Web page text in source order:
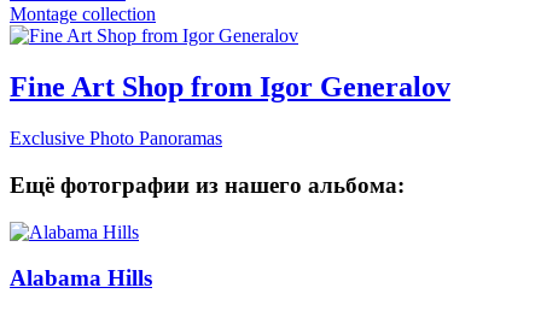
Montage collection
Fine Art Shop from Igor Generalov
Exclusive Photo Panoramas
Ещё фотографии из нашего альбома:
Alabama Hills